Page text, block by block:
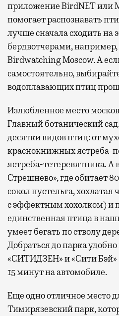
приложение BirdNET или
помогает распознавать
лучше сначала сходить
бердвотчерами, например,
Birdwatching Moscow. А
самостоятельно,
водоплавающих птиц
Излюбленное место
Главный ботанический
десятки видов птиц: от
краснокнижных ястреба-
ястреба-тетеревятника. А
Стрешнево», где обитает
сокол пустельга,
с эффектным хохолком) и
единственная птица в
умеет бегать по стволу
Добраться до парка
«СИТИДЗЕН» и «Сити Бэй»
15 минут на автомобиле.
Еще одно отличное место
Тимирязевский парк,